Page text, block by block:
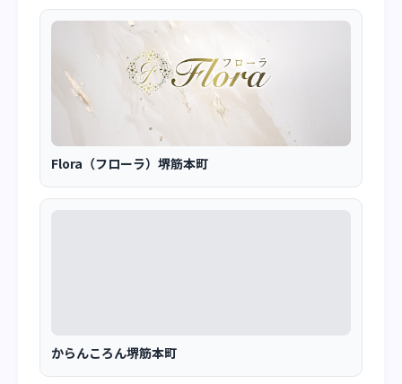
Flora（フローラ）堺筋本町
からんころん堺筋本町